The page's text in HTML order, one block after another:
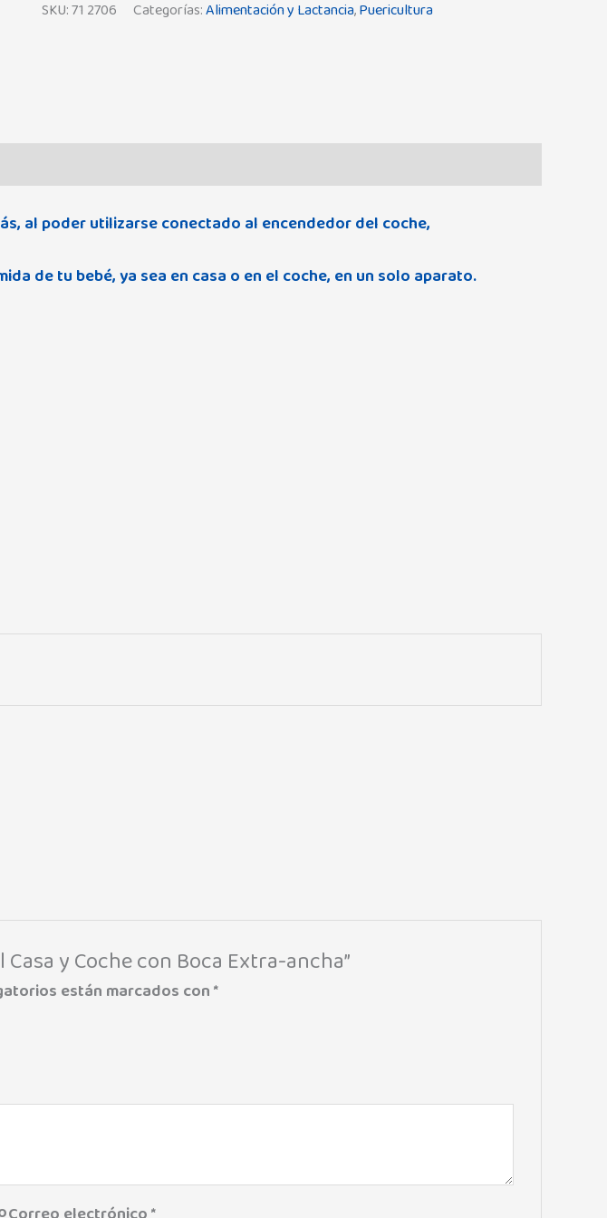
SKU:71 2706 Categorías:Alimentación y Lactancia,Puericultura
al poder utilizarse conectado al encendedor del coche,
de tu bebé, ya sea en casa o en el coche, en un solo aparato.
y Coche con Boca Extra-ancha”
están marcados con*